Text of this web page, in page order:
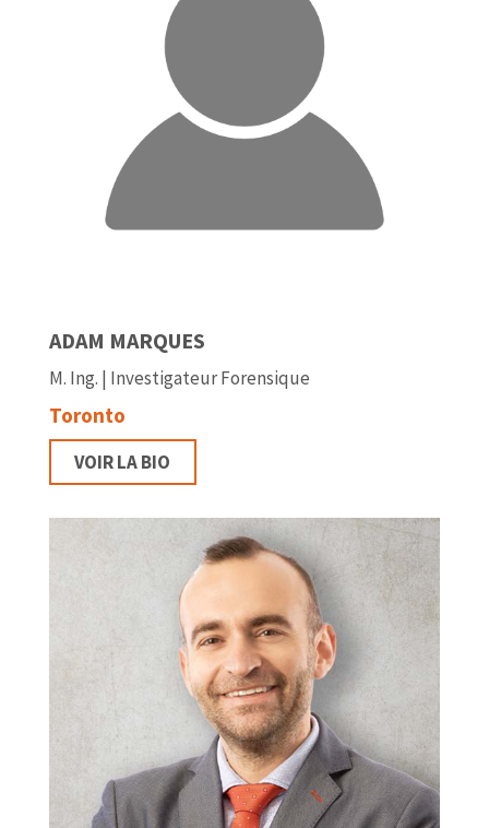
ADAM MARQUES
M. Ing. | Investigateur Forensique
Toronto
VOIR LA BIO